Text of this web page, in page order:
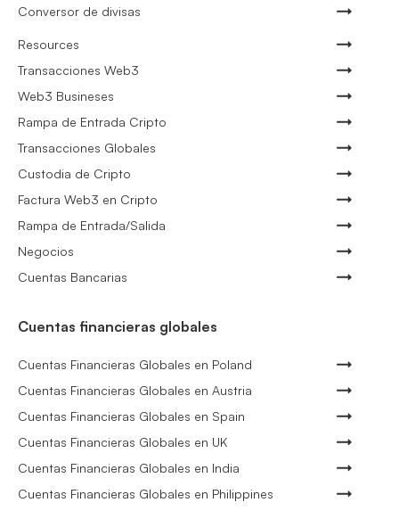
Conversor de divisas
Resources
Transacciones Web3
Web3 Busineses
Rampa de Entrada Cripto
Transacciones Globales
Custodia de Cripto
Factura Web3 en Cripto
Rampa de Entrada/Salida
Negocios
Cuentas Bancarias
Cuentas financieras globales
Cuentas Financieras Globales en Poland
Cuentas Financieras Globales en Austria
Cuentas Financieras Globales en Spain
Cuentas Financieras Globales en UK
Cuentas Financieras Globales en India
Cuentas Financieras Globales en Philippines